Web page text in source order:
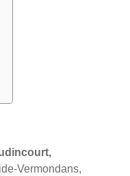
Vermondans,